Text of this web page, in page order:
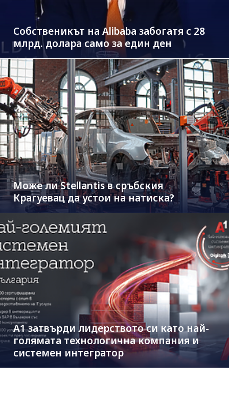
Собственикът на Alibaba забогатя с 28
млрд. долара само за един ден
Може ли Stellantis в сръбския
Крагуевац да устои на натиска?
А1 затвърди лидерството си като най-
голямата технологична компания и
системен интегратор